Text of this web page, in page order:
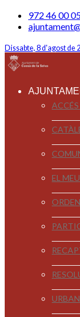
972 46 00
Dissabte, 8 d'agost de
EL